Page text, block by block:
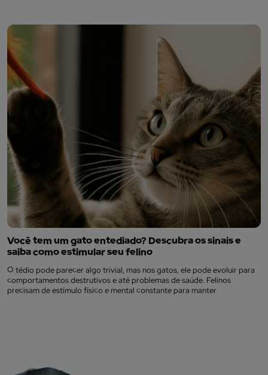
Você tem um gato entediado? Descubra os sinais e
saiba como estimular seu felino
O tédio pode parecer algo trivial, mas nos gatos, ele pode evoluir para
comportamentos destrutivos e até problemas de saúde. Felinos
precisam de estímulo físico e mental constante para manter